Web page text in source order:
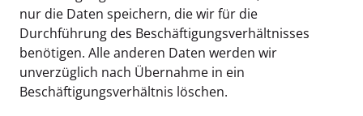
nur die Daten speichern, die wir für die
Durchführung des Beschäftigungsverhältnisses
benötigen. Alle anderen Daten werden wir
unverzüglich nach Übernahme in ein
Beschäftigungsverhältnis löschen.